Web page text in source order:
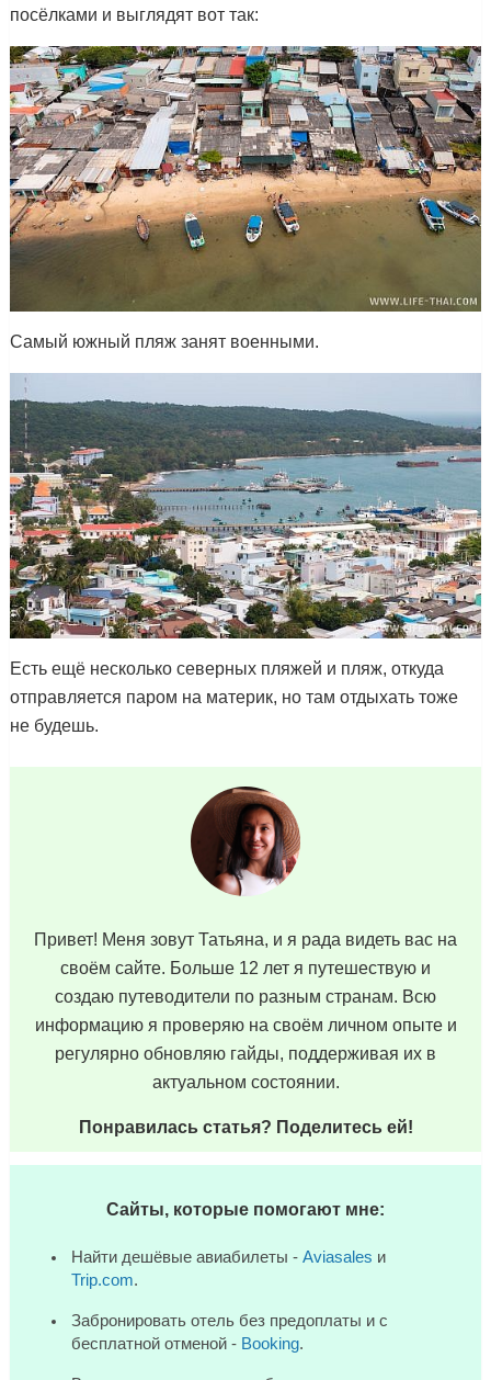
посёлками и выглядят вот так:
Самый южный пляж занят военными.
Есть ещё несколько северных пляжей и пляж, откуда
отправляется паром на материк, но там отдыхать тоже
не будешь.
Привет! Меня зовут Татьяна, и я рада видеть вас на
своём сайте. Больше 12 лет я путешествую и
создаю путеводители по разным странам. Всю
информацию я проверяю на своём личном опыте и
регулярно обновляю гайды, поддерживая их в
актуальном состоянии.
Понравилась статья? Поделитесь ей!
Сайты, которые помогают мне:
Найти дешёвые авиабилеты - Aviasales и
Trip.com.
Забронировать отель без предоплаты и с
бесплатной отменой - Booking.